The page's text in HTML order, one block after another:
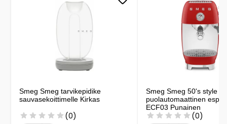
Smeg Smeg tarvikepidike
sauvasekoittimelle Kirkas
(0)
Smeg Smeg 50's style
puolautomaattinen
ECF03 Punainen
(0)